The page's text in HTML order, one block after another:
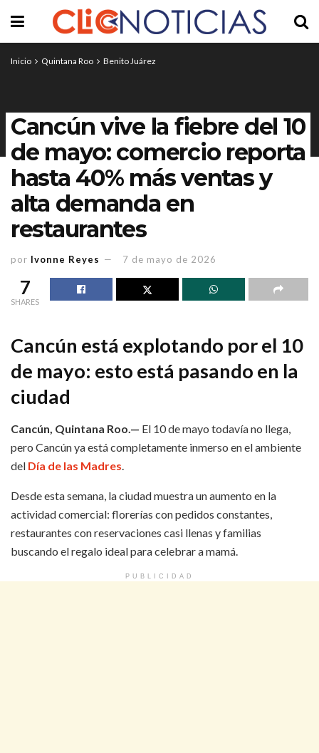
Inicio Quintana Roo Benito Juárez
Cancún vive la fiebre del 10
de mayo: comercio reporta
hasta 40% más ventas y
alta demanda en
restaurantes
por Ivonne Reyes 7 de mayo de 2026
7
SHARES
Cancún está explotando por el 10
de mayo: esto está pasando en la
ciudad
Cancún, Quintana Roo.— El 10 de mayo todavía no llega,
pero Cancún ya está completamente inmerso en el ambiente
del Día de las Madres.
Desde esta semana, la ciudad muestra un aumento en la
actividad comercial: florerías con pedidos constantes,
restaurantes con reservaciones casi llenas y familias
buscando el regalo ideal para celebrar a mamá.
PUBLICIDAD